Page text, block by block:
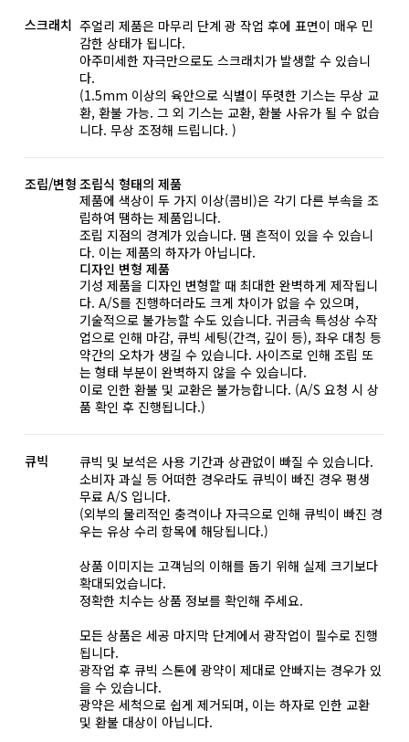
스크래치 주얼리 제품은 마무리 단계 광 작업 후에 표면이 매우 민
감한 상태가 됩니다.
아주미세한 자극만으로도 스크래치가 발생할 수 있습니
다.
(1.5mm 이상의 육안으로 식별이 뚜렷한 기스는 무상 교
환, 환불 가능. 그 외 기스는 교환, 환불 사유가 될 수 없습
니다. 무상 조정해 드립니다. )
조립/변형 조립식 형태의 제품
제품에 색상이 두 가지 이상(콤비)은 각기 다른 부속을 조
립하여 땜하는 제품입니다.
조립 지점의 경계가 있습니다. 땜 흔적이 있을 수 있습니
다. 이는 제품의 하자가 아닙니다.
디자인 변형 제품
기성 제품을 디자인 변형할 때 최대한 완벽하게 제작됩니
다. A/S를 진행하더라도 크게 차이가 없을 수 있으며,
기술적으로 불가능할 수도 있습니다. 귀금속 특성상 수작
업으로 인해 마감, 큐빅 세팅(간격, 깊이 등), 좌우 대칭 등
약간의 오차가 생길 수 있습니다. 사이즈로 인해 조립 또
는 형태 부분이 완벽하지 않을 수 있습니다.
이로 인한 환불 및 교환은 불가능합니다. (A/S 요청 시 상
품 확인 후 진행됩니다.)
큐빅
큐빅 및 보석은 사용 기간과 상관없이 빠질 수 있습니다.
소비자 과실 등 어떠한 경우라도 큐빅이 빠진 경우 평생
무료 A/S 입니다.
(외부의 물리적인 충격이나 자극으로 인해 큐빅이 빠진 경
우는 유상 수리 항목에 해당됩니다.)
상품 이미지는 고객님의 이해를 돕기 위해 실제 크기보다
확대되었습니다.
정확한 치수는 상품 정보를 확인해 주세요.
모든 상품은 세공 마지막 단계에서 광작업이 필수로 진행
됩니다.
광작업 후 큐빅 스톤에 광약이 제대로 안빠지는 경우가 있
을 수 있습니다.
광약은 세척으로 쉽게 제거되며, 이는 하자로 인한 교환
및 환불 대상이 아닙니다.